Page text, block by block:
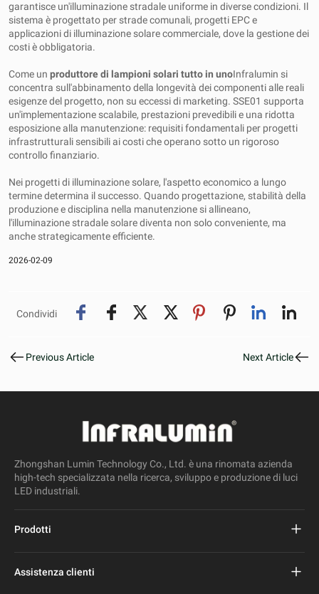
garantisce un'illuminazione stradale uniforme in diverse condizioni. Il
sistema è progettato per strade comunali, progetti EPC e
applicazioni di illuminazione solare commerciale, dove la gestione dei
costi è obbligatoria.
Come un produttore di lampioni solari tutto in unoInfralumin si
concentra sull'abbinamento della longevità dei componenti alle reali
esigenze del progetto, non su eccessi di marketing. SSE01 supporta
un'implementazione scalabile, prestazioni prevedibili e una ridotta
esposizione alla manutenzione: requisiti fondamentali per progetti
infrastrutturali sensibili ai costi che operano sotto un rigoroso
controllo finanziario.
Nei progetti di illuminazione solare, l'aspetto economico a lungo
termine determina il successo. Quando progettazione, stabilità della
produzione e disciplina nella manutenzione si allineano,
l'illuminazione stradale solare diventa non solo conveniente, ma
anche strategicamente efficiente.
2026-02-09
Condividi
Previous Article Next Article
Zhongshan Lumin Technology Co., Ltd. è una rinomata azienda
high-tech specializzata nella ricerca, sviluppo e produzione di luci
LED industriali.
Prodotti
Assistenza clienti